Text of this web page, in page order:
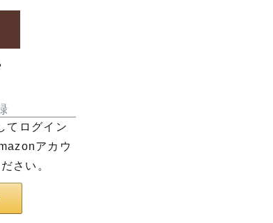
てログイン
アカウ
さい。